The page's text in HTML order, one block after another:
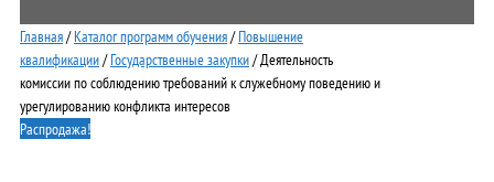
Главная/Каталог программ обучения/Повышение
квалификации/Государственные закупки/ Деятельность
комиссии по соблюдению требований к служебному поведению и
урегулированию конфликта интересов
Распродажа!